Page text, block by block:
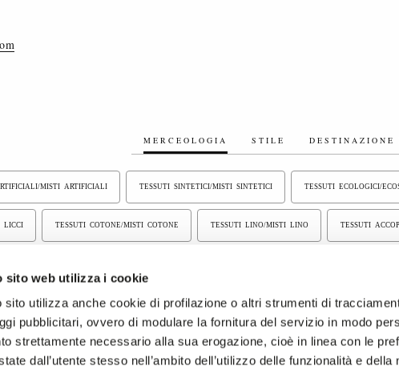
sito web utilizza i cookie
sito utilizza anche cookie di profilazione o altri strumenti di
pubblicitari, ovvero di modulare la fornitura del servizio in modo
strettamente necessario alla sua erogazione, cioè in linea con le
dall’utente stesso nell’ambito dell’utilizzo delle funzionalità e della
MERCEOLOGIA STILE DESTINAZIONE
MISTI ARTIFICIALI TESSUTI SINTETICI/MISTI SINTETICI TESSUTI ECOLOGICI/
LICCI TESSUTI COTONE/MISTI COTONE TESSUTI LINO/MISTI LINO TESSUTI
MISTI/CASHMERE